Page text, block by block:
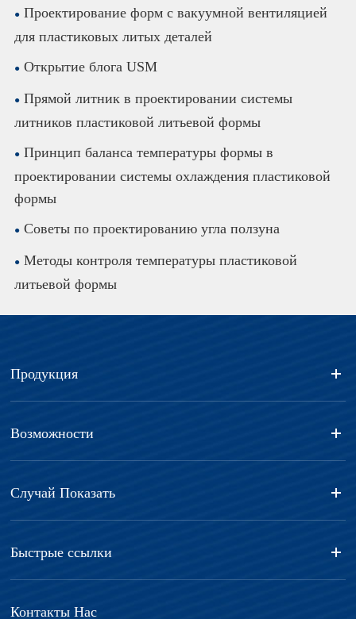
Проектирование форм с вакуумной вентиляцией
для пластиковых литых деталей
Открытие блога USM
Прямой литник в проектировании системы
литников пластиковой литьевой формы
Принцип баланса температуры формы в
проектировании системы охлаждения пластиковой
формы
Советы по проектированию угла ползуна
Методы контроля температуры пластиковой
литьевой формы
Продукция
Возможности
Случай Показать
Быстрые ссылки
Контакты Нас